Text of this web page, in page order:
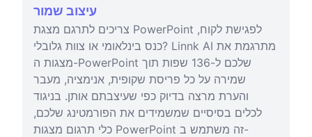
עיצוב שמור
צריכים לתרגם מצגת PowerPoint לפגישת לקוח,
כנס בינלאומי או צוות גלובלי? Linnk AI מתרגמת את
מצגות ה-PowerPoint שלכם ל-136 שפות תוך
שמירה על כל פריסת שקופית, אנימציה, מעבר
והערת מרצה בדיוק כפי שעיצבתם אותן. בניגוד
לכלים בסיסיים שמשמידים את הפורמטינג שלכם,
כלי תרגום מצגות PowerPoint זה משתמש ב-